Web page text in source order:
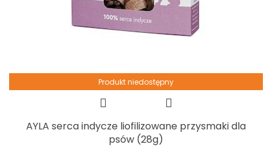
Produkt niedostępny
AYLA serca indycze liofilizowane przysmaki dla
psów (28g)